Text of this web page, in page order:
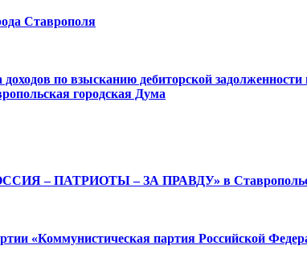
Ставрополя
по взысканию дебиторской
городская Дума
– ПАТРИОТЫ – ЗА ПРАВДУ» в
«Коммунистическая партия Российской